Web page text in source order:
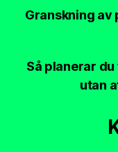
Granskning
Så planerar
utan